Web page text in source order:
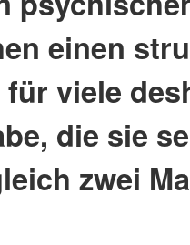
einen
viele
die sie
zwei